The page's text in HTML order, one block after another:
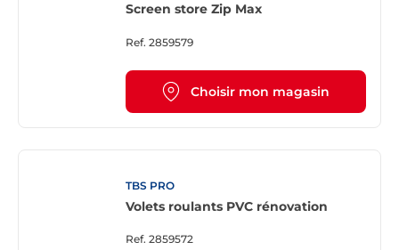
Screen store Zip Max
Ref. 2859579
Choisir mon magasin
TBS PRO
Volets roulants PVC rénovation
Ref. 2859572